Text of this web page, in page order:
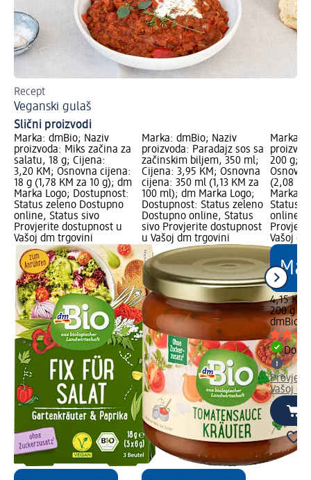
Recept
Veganski gulaš
Slični proizvodi
Marka: dmBio; Naziv
proizvoda: Miks začina za
salatu, 18 g; Cijena:
3,20 KM; Osnovna cijena:
18 g (1,78 KM za 10 g); dm
Marka Logo; Dostupnost:
Status zeleno Dostupno
online, Status sivo
Provjerite dostupnost u
Vašoj dm trgovini
Marka: dmBio; Naziv
proizvoda: Paradajz sos sa
začinskim biljem, 350 ml;
Cijena: 3,95 KM; Osnovna
cijena: 350 ml (1,13 KM za
100 ml); dm Marka Logo;
Dostupnost: Status zeleno
Dostupno online, Status
sivo Provjerite dostupnost
u Vašoj dm trgovini
Marka:
200 g;
(2,08
Marka
Status
online,
Vašoj
4,15 KM
200 g
dmBio
Vašoj